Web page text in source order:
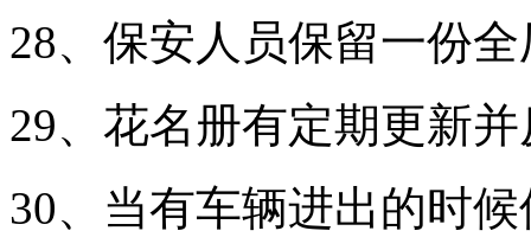
28、保安人员保留一份
29、花名册有定期更新
30、当有车辆进出的时